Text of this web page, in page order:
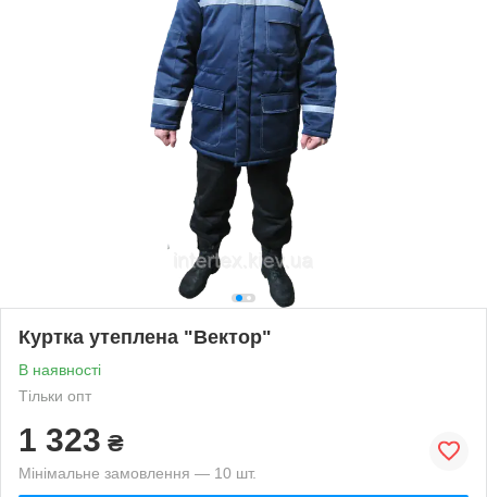
Куртка утеплена "Вектор"
В наявності
Тільки опт
1 323 ₴
Мінімальне замовлення — 10 шт.